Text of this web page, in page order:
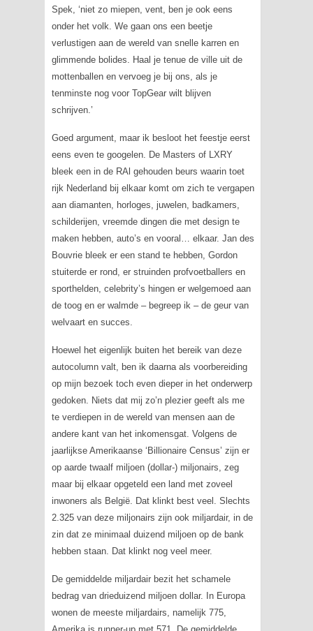
Spek, ‘niet zo miepen, vent, ben je ook eens
onder het volk. We gaan ons een beetje
verlustigen aan de wereld van snelle karren en
glimmende bolides. Haal je tenue de ville uit de
mottenballen en vervoeg je bij ons, als je
tenminste nog voor TopGear wilt blijven
schrijven.’
Goed argument, maar ik besloot het feestje eerst
eens even te googelen. De Masters of LXRY
bleek een in de RAl gehouden beurs waarin toet
rijk Nederland bij elkaar komt om zich te vergapen
aan diamanten, horloges, juwelen, badkamers,
schilderijen, vreemde dingen die met design te
maken hebben, auto’s en vooral… elkaar. Jan des
Bouvrie bleek er een stand te hebben, Gordon
stuiterde er rond, er struinden profvoetballers en
sporthelden, celebrity’s hingen er welgemoed aan
de toog en er walmde – begreep ik – de geur van
welvaart en succes.
Hoewel het eigenlijk buiten het bereik van deze
autocolumn valt, ben ik daarna als voorbereiding
op mijn bezoek toch even dieper in het onderwerp
gedoken. Niets dat mij zo’n plezier geeft als me
te verdiepen in de wereld van mensen aan de
andere kant van het inkomensgat. Volgens de
jaarlijkse Amerikaanse ‘Billionaire Census’ zijn er
op aarde twaalf miljoen (dollar-) miljonairs, zeg
maar bij elkaar opgeteld een land met zoveel
inwoners als België. Dat klinkt best veel. Slechts
2.325 van deze miljonairs zijn ook miljardair, in de
zin dat ze minimaal duizend miljoen op de bank
hebben staan. Dat klinkt nog veel meer.
De gemiddelde miljardair bezit het schamele
bedrag van drieduizend miljoen dollar. In Europa
wonen de meeste miljardairs, namelijk 775,